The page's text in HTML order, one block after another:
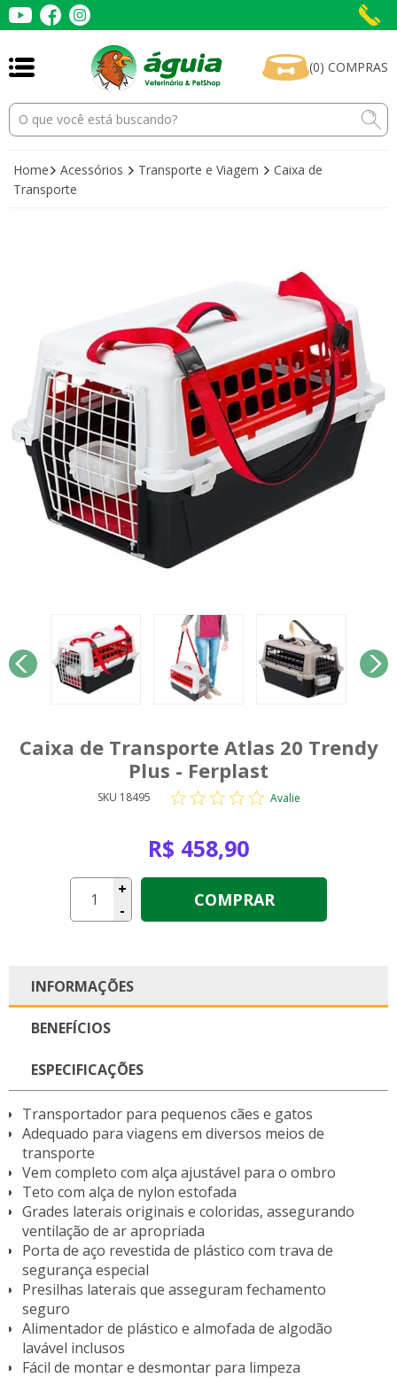
(0) COMPRAS
Home Acessórios Transporte e Viagem
Caixa de
Transporte
Caixa de Transporte Atlas 20 Trendy
Plus - Ferplast
SKU 18495 Avalie
R$ 458,90
+
-
COMPRAR
INFORMAÇÕES
BENEFÍCIOS
ESPECIFICAÇÕES
Transportador para pequenos cães e gatos
Adequado para viagens em diversos meios de
transporte
Vem completo com alça ajustável para o ombro
Teto com alça de nylon estofada
Grades laterais originais e coloridas, assegurando
ventilação de ar apropriada
Porta de aço revestida de plástico com trava de
segurança especial
Presilhas laterais que asseguram fechamento
seguro
Alimentador de plástico e almofada de algodão
lavável inclusos
Fácil de montar e desmontar para limpeza